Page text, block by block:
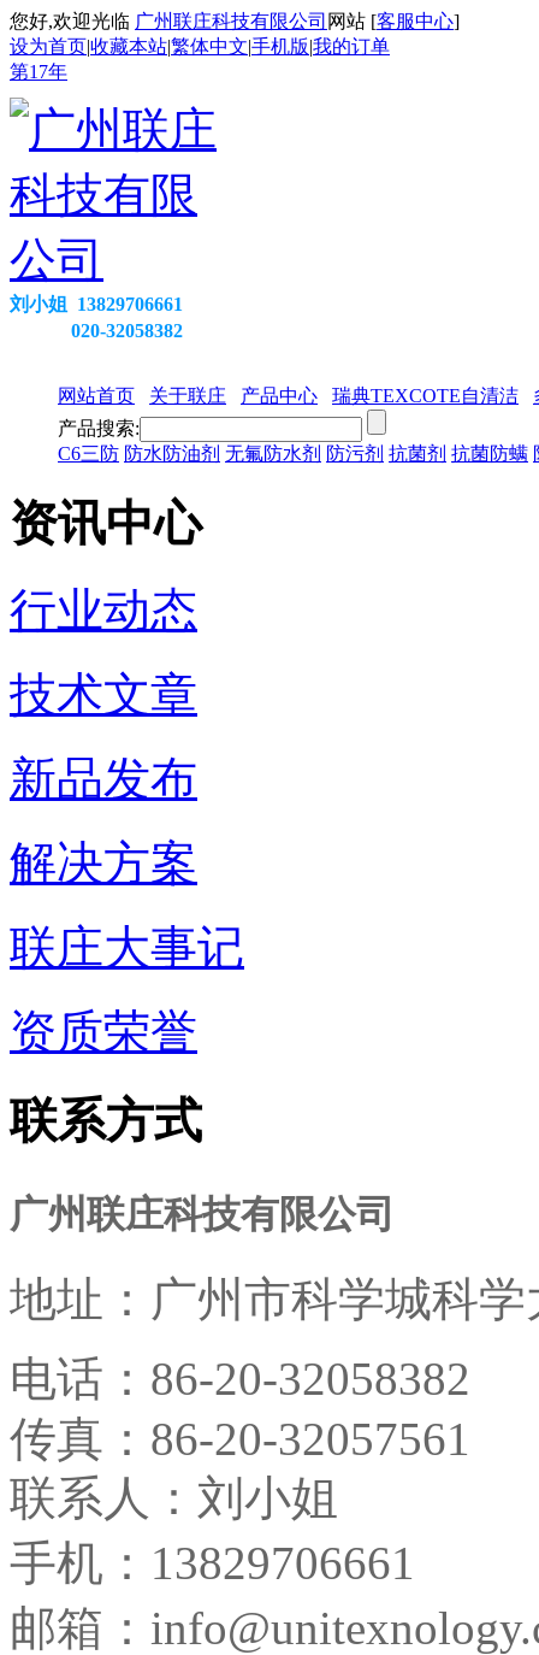
您好,欢迎光临 广州联庄科技有限公司 网站 [客服中心]
设为首页|收藏本站|繁体中文|手机版|我的订单
第17年
刘小姐 13829706661
020-32058382
网站首页 关于联庄 产品中心 瑞典TEXCOTE自清洁
产品搜索:
C6三防 防水防油剂 无氟防水剂 防污剂 抗菌剂 抗菌防螨
资讯中心
行业动态
技术文章
新品发布
解决方案
联庄大事记
资质荣誉
联系方式
广州联庄科技有限公司
地址： 广州市科学城科
电话： 86-20-32058382
传真： 86-20-32057561
联系人：刘小姐
手机：13829706661
邮箱：